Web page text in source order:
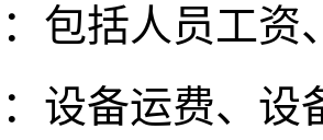
包括人员工资
设备运费、设